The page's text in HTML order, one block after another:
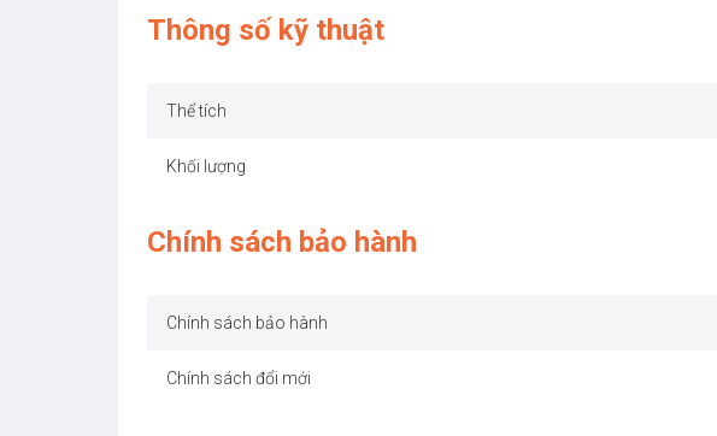
Thông số kỹ thuật
Thể tích
Khối lượng
Chính sách bảo hành
Chính sách bảo hành
Chính sách đổi mới